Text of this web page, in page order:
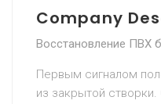
Company
Восстановление ПВХ
Первым сигналом
из закрытой створки.